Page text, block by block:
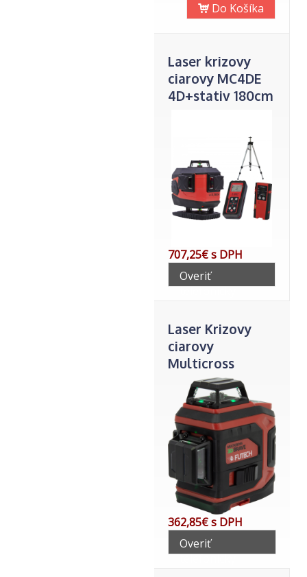
Do Košíka
Laser krizovy
ciarovy MC4DE
4D+stativ 180cm
707,25€ s DPH
Overiť
telefonicky
Laser Krizovy
ciarovy
Multicross
3D+stativ 160cm
Futech
362,85€ s DPH
Overiť
telefonicky